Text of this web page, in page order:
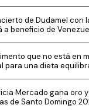
de Dudamel con
a beneficio de
que no está en
para una dieta
Mercado gana oro
de Santo Domingo